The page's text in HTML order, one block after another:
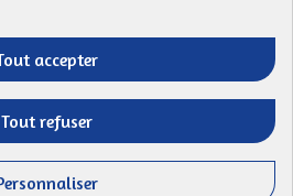
fichiers Open Data
vos mains - Collectivité
Entre vos mains - Collectivité
Entre vos mains - Collectivité
Entre vos mains -
(Lien externe)
accepter
Tout refuser